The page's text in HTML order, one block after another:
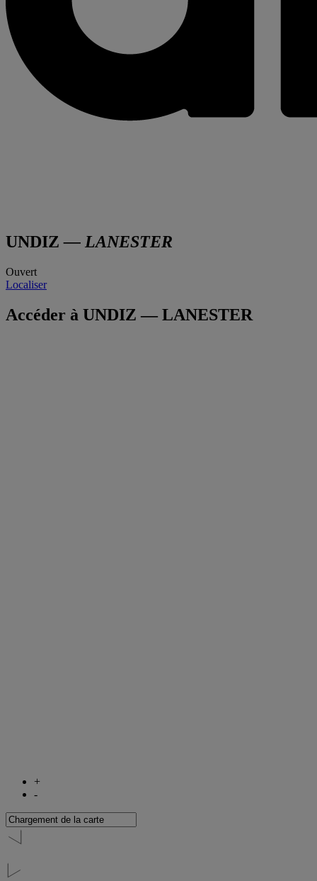
UNDIZ— LANESTER
Ouvert
Localiser
Accéder à UNDIZ — LANESTER
+
-